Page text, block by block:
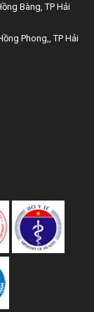
Bàng, TP Hải
Phong,, TP Hải